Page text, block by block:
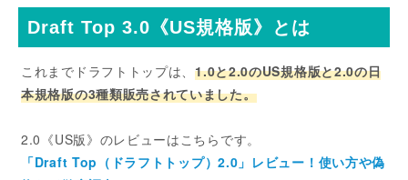
Draft Top 3.0《US規格版》とは
これまでドラフトトップは、1.0と2.0のUS規格版と2.0の日
本規格版の3種類販売されていました。
2.0《US版》のレビューはこちらです。
「Draft Top（ドラフトトップ）2.0」レビュー！使い方や偽